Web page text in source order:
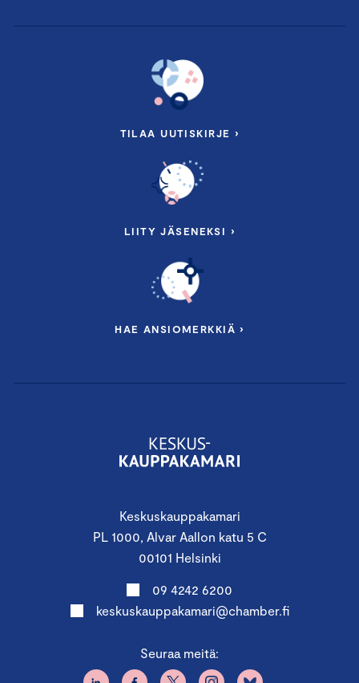
Keskuskauppakamari
PL 1000, Alvar Aallon katu 5 C
00101 Helsinki
09 4242 6200
keskuskauppakamari@chamber.fi
Seuraa meitä:
TILAA UUTISKIRJE ›
LIITY JÄSENEKSI ›
HAE ANSIOMERKKIÄ ›